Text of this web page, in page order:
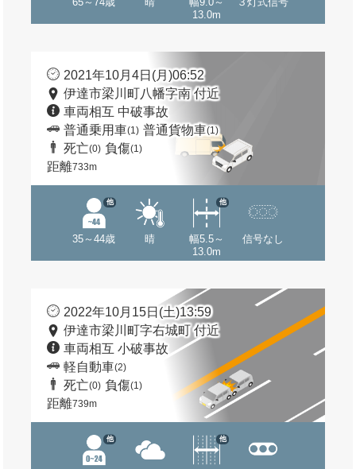
13.0m
2021年10月4日(月)06:52
伊達市梁川町八幡字南 付近
車両相互 中破事故
普通乗用車(1) 普通貨物車(1)
死亡(0) 負傷(1)
距離733m
35～44歳
他
晴
幅5.5～
13.0m
他
信号なし
2022年10月15日(土)13:59
伊達市梁川町字右城町 付近
車両相互 小破事故
軽自動車(2)
死亡(0) 負傷(1)
距離739m
他 他